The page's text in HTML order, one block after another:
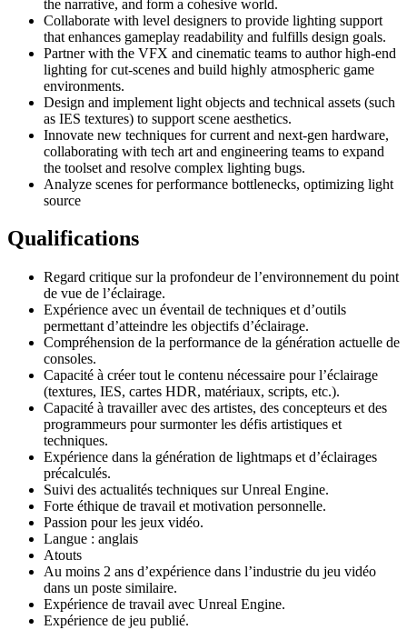
the narrative, and form a cohesive world.
Collaborate with level designers to provide lighting support
that enhances gameplay readability and fulfills design goals.
Partner with the VFX and cinematic teams to author high-end
lighting for cut-scenes and build highly atmospheric game
environments.
Design and implement light objects and technical assets (such
as IES textures) to support scene aesthetics.
Innovate new techniques for current and next-gen hardware,
collaborating with tech art and engineering teams to expand
the toolset and resolve complex lighting bugs.
Analyze scenes for performance bottlenecks, optimizing light
source
Qualifications
Regard critique sur la profondeur de l’environnement du point
de vue de l’éclairage.
Expérience avec un éventail de techniques et d’outils
permettant d’atteindre les objectifs d’éclairage.
Compréhension de la performance de la génération actuelle de
consoles.
Capacité à créer tout le contenu nécessaire pour l’éclairage
(textures, IES, cartes HDR, matériaux, scripts, etc.).
Capacité à travailler avec des artistes, des concepteurs et des
programmeurs pour surmonter les défis artistiques et
techniques.
Expérience dans la génération de lightmaps et d’éclairages
précalculés.
Suivi des actualités techniques sur Unreal Engine.
Forte éthique de travail et motivation personnelle.
Passion pour les jeux vidéo.
Langue : anglais
Atouts
Au moins 2 ans d’expérience dans l’industrie du jeu vidéo
dans un poste similaire.
Expérience de travail avec Unreal Engine.
Expérience de jeu publié.